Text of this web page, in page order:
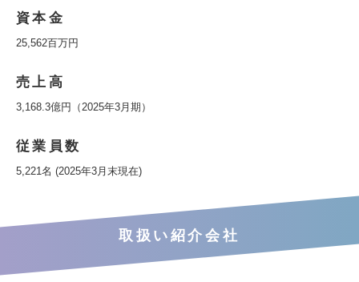
資本金
25,562百万円
売上高
3,168.3億円（2025年3月期）
従業員数
5,221名 (2025年3月末現在)
取扱い紹介会社